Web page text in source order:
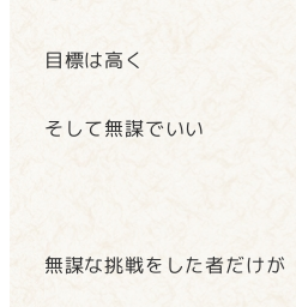
目標は高く
そして無謀でいい
無謀な挑戦をした者だけが